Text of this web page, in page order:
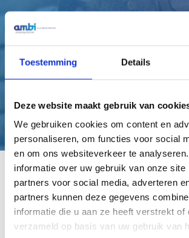
Toestemming Details
Deze website maakt gebruik van
We gebruiken cookies om content en
personaliseren, om functies voor social
en om ons websiteverkeer te
informatie over uw gebruik van onze site
partners voor social media, adverteren
partners kunnen deze gegevens
informatie die u aan ze heeft verstrekt of
verzameld op basis van uw gebruik van
Heb je persoonlijk
Laat ons jou
Maak gelijk een afspraak
Veelgestelde vragen